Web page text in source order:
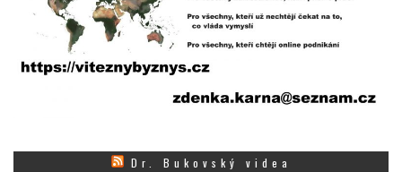
Dr. Bukovský videa